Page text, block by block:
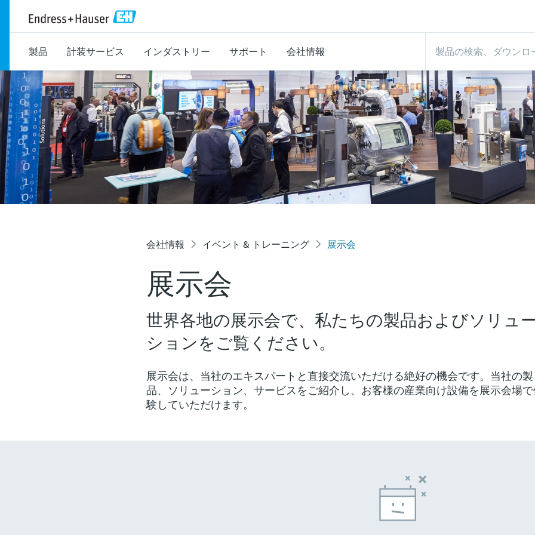
製品 計装サービス インダストリー サポート 会社情報
会社情報 イベント & トレーニング 展示会
展示会
世界各地の展示会で、私たちの製品およびソリュ
ションをご覧ください。
展示会は、当社のエキスパートと直接交流いただける絶好の機会です。当社の製
品、ソリューション、サービスをご紹介し、お客様の産業向け設備を展示会場
験していただけます。